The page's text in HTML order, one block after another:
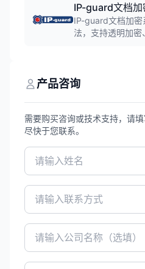
保障用户身份安全
应用权限安全，
IP-guard文档加
IP-guard文档加密
法，支持透明加密
文档，有效防止企
产品咨询
需要购买咨询或技术支持，请
尽快于您联系。